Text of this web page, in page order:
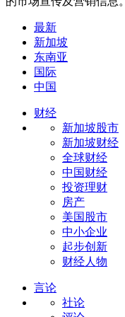
最新
新加坡
东南亚
国际
中国
财经
新加坡股市
新加坡财经
全球财经
中国财经
投资理财
房产
美国股市
中小企业
起步创新
财经人物
言论
社论